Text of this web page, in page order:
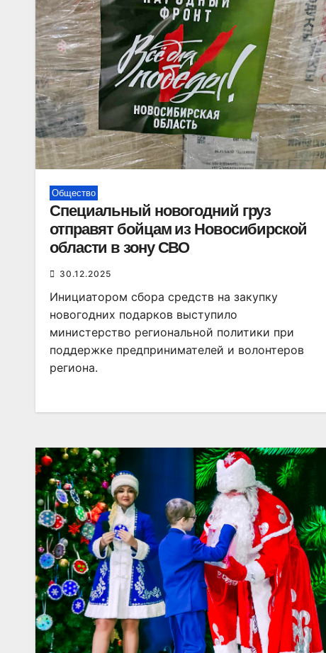
Общество
Специальный новогодний груз
отправят бойцам из Новосибирской
области в зону СВО
30.12.2025
Инициатором сбора средств на закупку
новогодних подарков выступило
министерство региональной политики при
поддержке предпринимателей и волонтеров
региона.